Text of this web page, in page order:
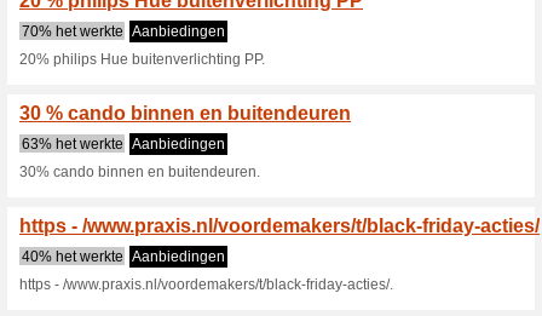
Huidige kortingen
25 % korting op
47% het werkte